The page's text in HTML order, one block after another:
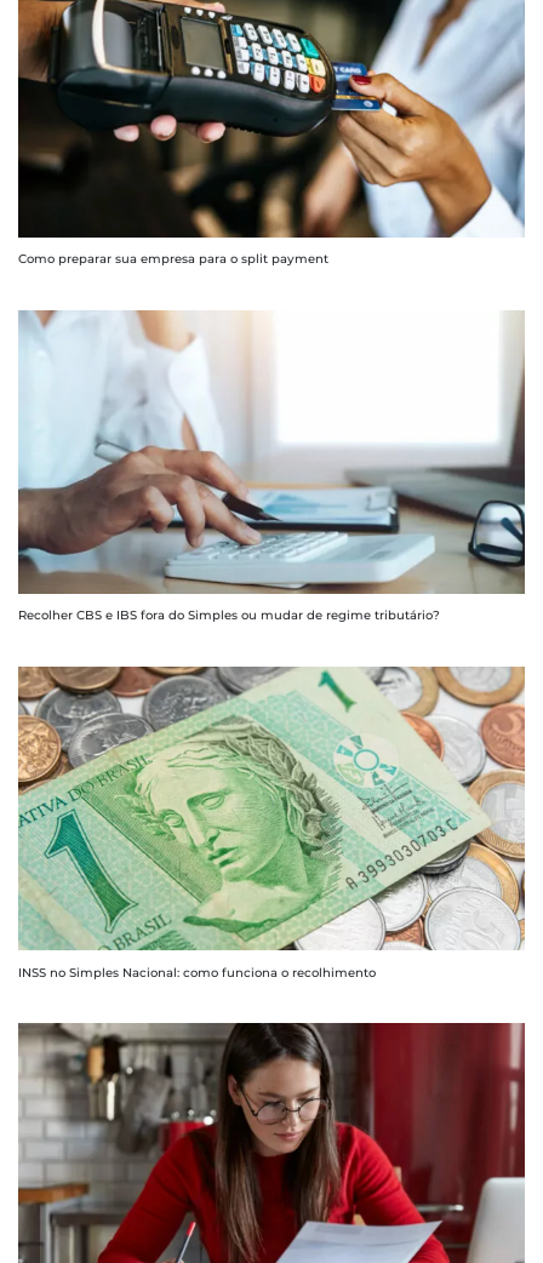
Como preparar sua empresa para o split payment
Recolher CBS e IBS fora do Simples ou mudar de regime tributário?
INSS no Simples Nacional: como funciona o recolhimento